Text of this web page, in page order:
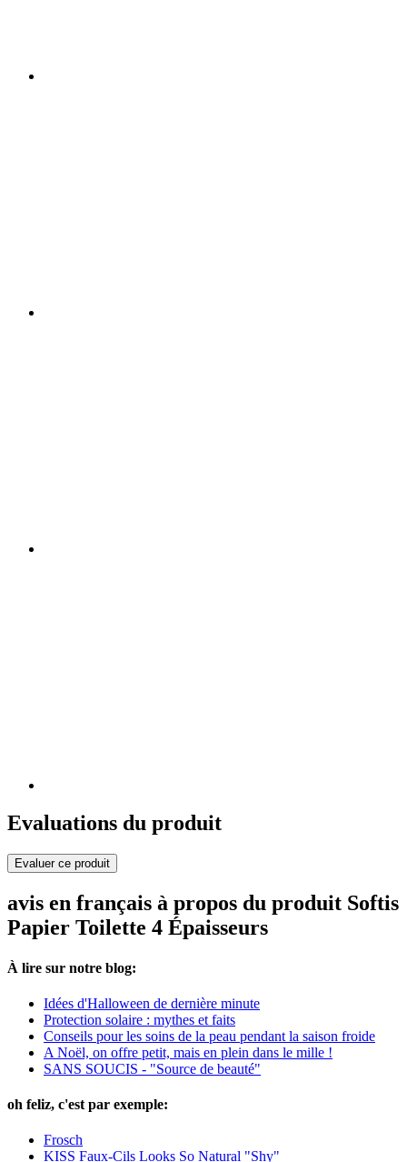
Evaluations du produit
Evaluer ce produit
avis en français à propos du produit Softis
Papier Toilette 4 Épaisseurs
À lire sur notre blog:
Idées d'Halloween de dernière minute
Protection solaire : mythes et faits
Conseils pour les soins de la peau pendant la saison froide
A Noël, on offre petit, mais en plein dans le mille !
SANS SOUCIS - "Source de beauté"
oh feliz, c'est par exemple:
Frosch
KISS Faux-Cils Looks So Natural "Shy"